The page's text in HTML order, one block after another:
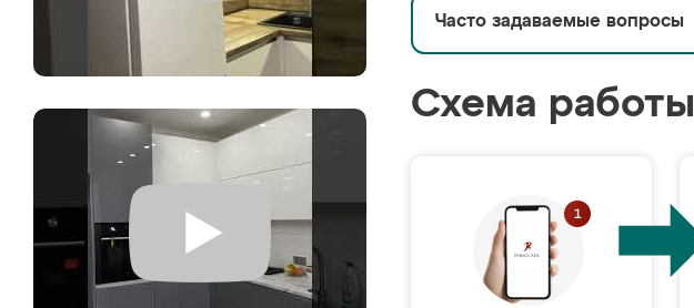
Часто задаваемые вопросы
Схема работы